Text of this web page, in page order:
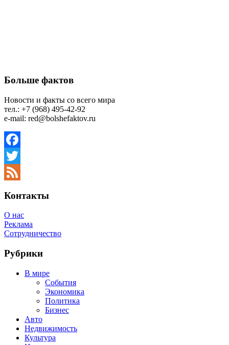
Больше фактов
Новости и факты со всего мира
тел.: +7 (968) 495-42-92
e-mail: red@bolshefaktov.ru
Facebook
Twitter
Контакты
О нас
Реклама
Сотрудничество
Рубрики
В мире
События
Экономика
Политика
Бизнес
Авто
Недвижимость
Культура